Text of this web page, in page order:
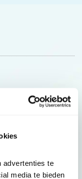
advertenties te
media te bieden
acties en tips